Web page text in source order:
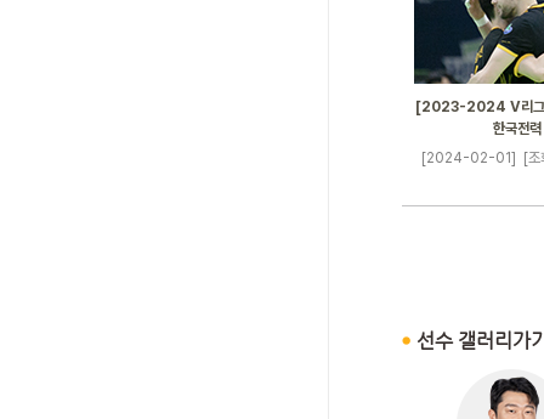
[2023-2024 V리
한국전력
[2024-02-01]
[